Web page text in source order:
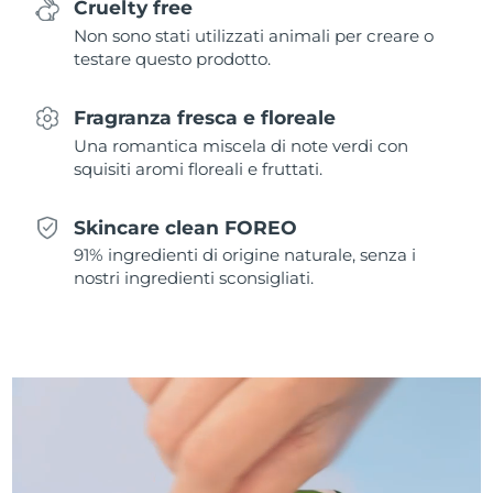
Cruelty free
Non sono stati utilizzati animali per creare o
testare questo prodotto.
Fragranza fresca e floreale
Una romantica miscela di note verdi con
squisiti aromi floreali e fruttati.
Skincare clean FOREO
91% ingredienti di origine naturale, senza i
nostri ingredienti sconsigliati.
Slovacchia Consegna stimata 8/9/26
Sudafrica Consegna stimata8/17/26
Spagna Consegna stimata 8/9/26
Consegna stimata
Consegna stimata